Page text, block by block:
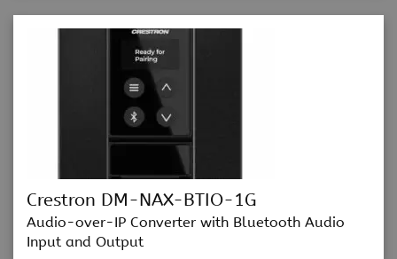
Crestron DM-NAX-BTIO-1G
Audio-over-IP Converter with Bluetooth Audio
Input and Output